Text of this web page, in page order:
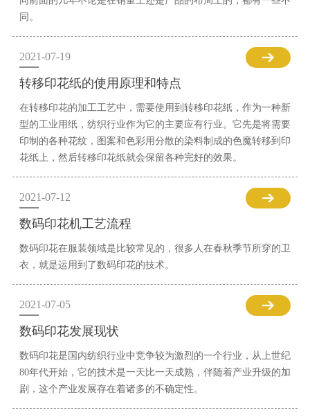
同。
2021-07-19
转移印花纸的使用原理和特点
在转移印花的加工工艺中，需要使用到转移印花纸，作为一种新
型的工业用纸，纺织行业作为它的主要应有行业。它先是将需要
印制的各种花纹，图案和色彩用分散的染料制成的色魔转移到印
花纸上，然后转移印花纸就会保留各种完好的效果。
2021-07-12
数码印花机工艺流程
数码印花在服装领域是比较常见的，很多人在春秋季节所穿的卫
衣，就是运用到了数码印花的技术。
2021-07-05
数码印花发展现状
数码印花是国内纺织行业中竞争较为激烈的一个行业，从上世纪
80年代开始，它的技术是一天比一天成熟，伴随着产业升级的加
剧，这个产业发展存在着诸多的不确定性。